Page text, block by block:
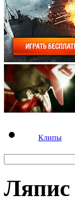
Клипы
Ляпис